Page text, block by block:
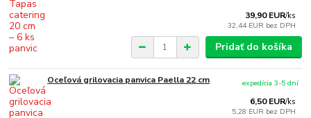
39,90 EUR/ks
32,44 EUR bez DPH
Pridať do košíka
Oceľová grilovacia panvica Paella 22 cm
6,50 EUR/ks
5,28 EUR bez DPH
expedícia 3-5 dní